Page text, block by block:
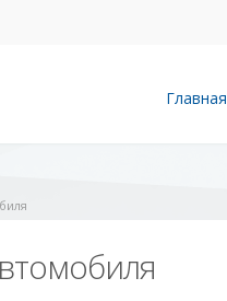
Главная